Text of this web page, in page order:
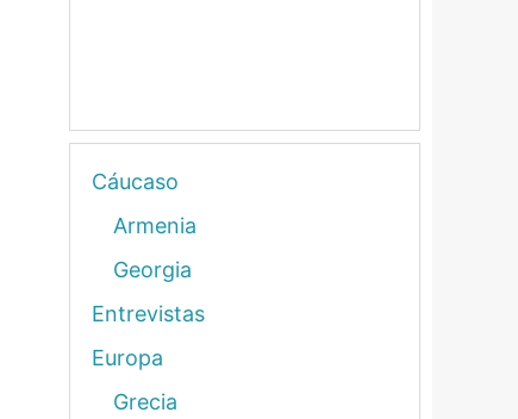
Cáucaso
Armenia
Georgia
Entrevistas
Europa
Grecia